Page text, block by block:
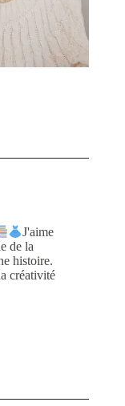
J'aime
de la
histoire.
créativité